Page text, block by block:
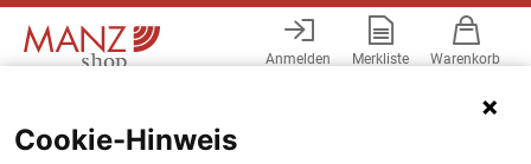
Anmelden Merkliste Warenkorb
Cookie-Hinweis